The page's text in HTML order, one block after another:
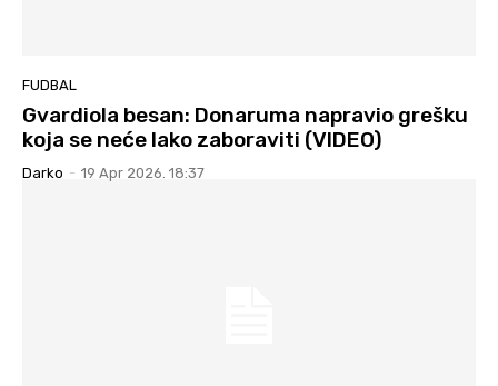
FUDBAL
Gvardiola besan: Donaruma napravio grešku
koja se neće lako zaboraviti (VIDEO)
Darko - 19 Apr 2026. 18:37